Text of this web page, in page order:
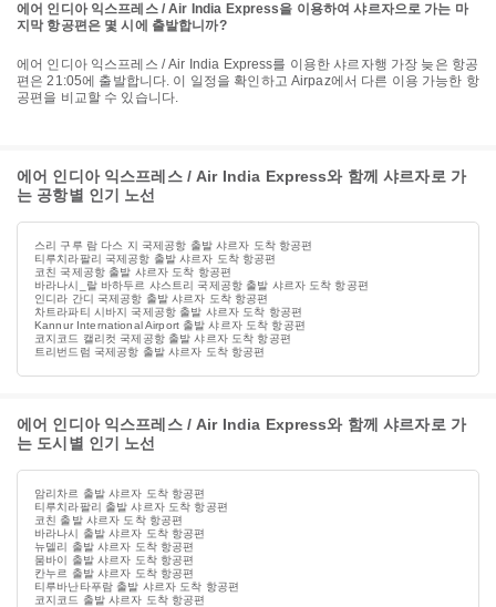
에어 인디아 익스프레스 / Air India Express을 이용하여 샤르자으로 가는 마
지막 항공편은 몇 시에 출발합니까?
에어 인디아 익스프레스 / Air India Express를 이용한 샤르자행 가장 늦은 항공
편은 21:05에 출발합니다. 이 일정을 확인하고 Airpaz에서 다른 이용 가능한 항
공편을 비교할 수 있습니다.
에어 인디아 익스프레스 / Air India Express와 함께 샤르자로 가
는 공항별 인기 노선
스리 구루 람 다스 지 국제공항 출발 샤르자 도착 항공편
티루치라팔리 국제공항 출발 샤르자 도착 항공편
코친 국제공항 출발 샤르자 도착 항공편
바라나시_랄 바하두르 샤스트리 국제공항 출발 샤르자 도착 항공편
인디라 간디 국제공항 출발 샤르자 도착 항공편
차트라파티 시바지 국제공항 출발 샤르자 도착 항공편
Kannur International Airport 출발 샤르자 도착 항공편
코지코드 캘리컷 국제공항 출발 샤르자 도착 항공편
트리번드럼 국제공항 출발 샤르자 도착 항공편
에어 인디아 익스프레스 / Air India Express와 함께 샤르자로 가
는 도시별 인기 노선
암리차르 출발 샤르자 도착 항공편
티루치라팔리 출발 샤르자 도착 항공편
코친 출발 샤르자 도착 항공편
바라나시 출발 샤르자 도착 항공편
뉴델리 출발 샤르자 도착 항공편
뭄바이 출발 샤르자 도착 항공편
칸누르 출발 샤르자 도착 항공편
티루바난타푸람 출발 샤르자 도착 항공편
코지코드 출발 샤르자 도착 항공편